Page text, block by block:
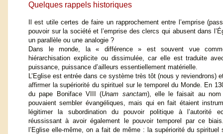
Quelques rappels historiques
Il est utile certes de faire un rapprochement entre l’emprise
pouvoir sur la société et l’emprise des clercs qui abusent dans
un parallèle ou une analogie ?
Dans le monde, la « différence » est souvent vue
hiérarchisation explicite ou dissimulée, car elle est traduite
puissance, puissance d’ailleurs essentiellement matérielle.
L’Eglise est entrée dans ce système très tôt (nous y reviendrons)
affirmer la supériorité du spirituel sur le temporel du Monde. En
du pape Boniface VIII (Unam sanctam), elle le faisait au nom
pouvaient sembler évangéliques, mais qui en fait étaient
légitimer la subordination du pouvoir politique à l’autorité
réussissant à avoir également le pouvoir temporel par ce
l’Eglise elle-même, on a fait de même : la supériorité du spirituel